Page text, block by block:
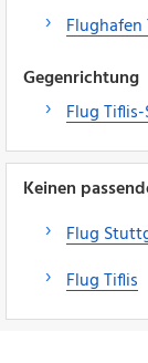
Flughafen
Gegenrichtung
Flug
Keinen
Flug
Flug Tiflis